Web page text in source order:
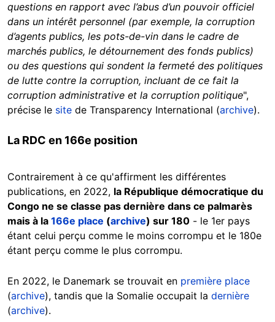
questions en rapport avec l’abus d’un pouvoir officiel
dans un intérêt personnel (par exemple, la corruption
d’agents publics, les pots-de-vin dans le cadre de
marchés publics, le détournement des fonds publics)
ou des questions qui sondent la fermeté des politiques
de lutte contre la corruption, incluant de ce fait la
corruption administrative et la corruption politique",
précise le site de Transparency International (archive).
La RDC en 166e position
Contrairement à ce qu'affirment les différentes
publications, en 2022, la République démocratique du
Congo ne se classe pas dernière dans ce palmarès
mais à la 166e place (archive) sur 180 - le 1er pays
étant celui perçu comme le moins corrompu et le 180e
étant perçu comme le plus corrompu.
En 2022, le Danemark se trouvait en première place
(archive), tandis que la Somalie occupait la dernière
(archive).